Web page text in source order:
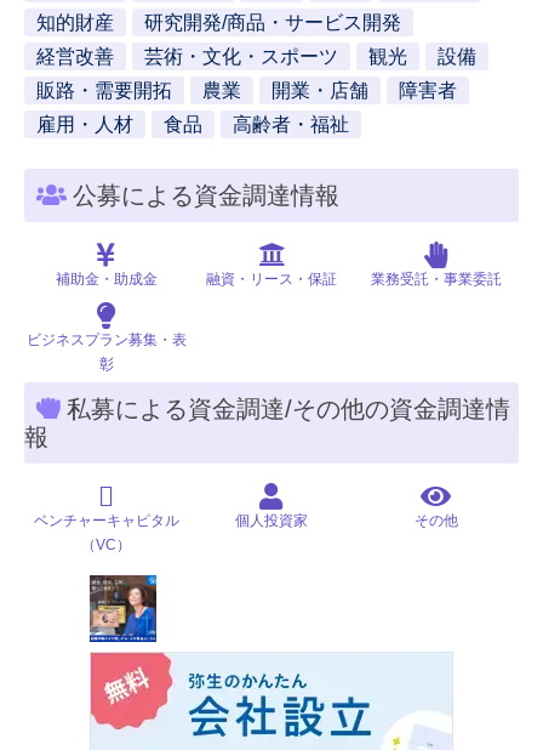
知的財産
研究開発/商品・サービス開発
経営改善
芸術・文化・スポーツ 観光
設備
販路・需要開拓
農業 開業・店舗
障害者
雇用・人材
食品 高齢者・福祉
公募による資金調達情報
補助金・助成金 融資・リース・保証 業務受託・事業委託
ビジネスプラン募集・表
彰
私募による資金調達/その他の資金調達情
報
ベンチャーキャピタル
（VC）
個人投資家 その他